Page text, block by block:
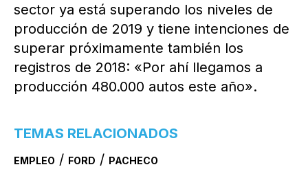
sector ya está superando los niveles de
producción de 2019 y tiene intenciones de
superar próximamente también los
registros de 2018: «Por ahí llegamos a
producción 480.000 autos este año».
TEMAS RELACIONADOS
EMPLEO / FORD / PACHECO